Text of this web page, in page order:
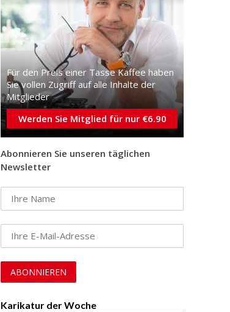
Für den Preis einer Tasse Kaffee haben
Sie vollen Zugriff auf alle Inhalte der
Mitglieder
Werden Sie Mitglied für nur €6.90
Abonnieren Sie unseren täglichen
Newsletter
Karikatur der Woche